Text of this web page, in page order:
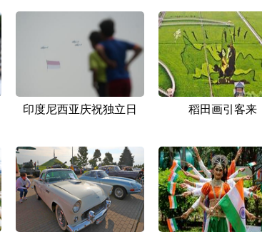
印度尼西亚庆祝独立日 稻田画引客来